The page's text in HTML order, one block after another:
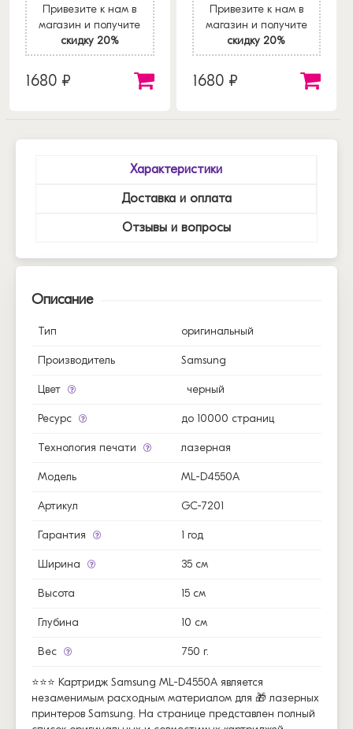
Привезите к нам в
магазин и получите
скидку 20%
1680 ₽
Привезите к нам в
магазин и получите
скидку 20%
1680 ₽
Характеристики
Доставка и оплата
Отзывы и вопросы
Описание
Тип оригинальный
Производитель Samsung
Цвет черный
Ресурс до 10000 страниц
Технология печати лазерная
Модель ML-D4550A
Артикул GC-7201
Гарантия 1 год
Ширина 35 см
Высота 15 см
Глубина 10 см
Вес 750 г.
⭐⭐⭐ Картридж Samsung ML-D4550A является
незаменимым расходным материалом для 🎁 лазерных
принтеров Samsung. На странице представлен полный